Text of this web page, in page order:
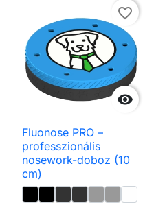

favorite_border
Fluonose PRO –
professzionális
nosework-doboz (10
cm)